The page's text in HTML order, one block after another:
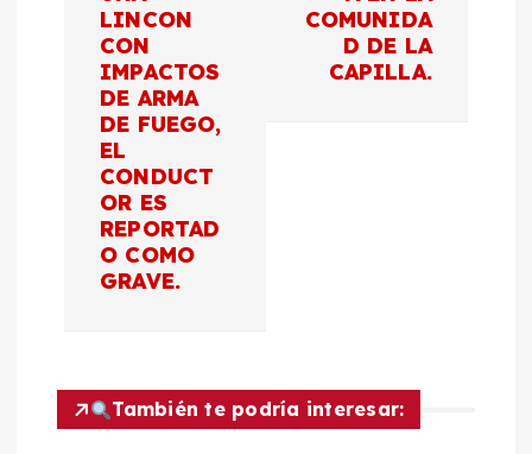
t
LINCON
CON
IMPACTOS
DE ARMA
DE FUEGO,
EL
CONDUCT
OR ES
REPORTAD
O COMO
GRAVE.
COMUNIDA
D DE LA
CAPILLA.
También te podría interesar: